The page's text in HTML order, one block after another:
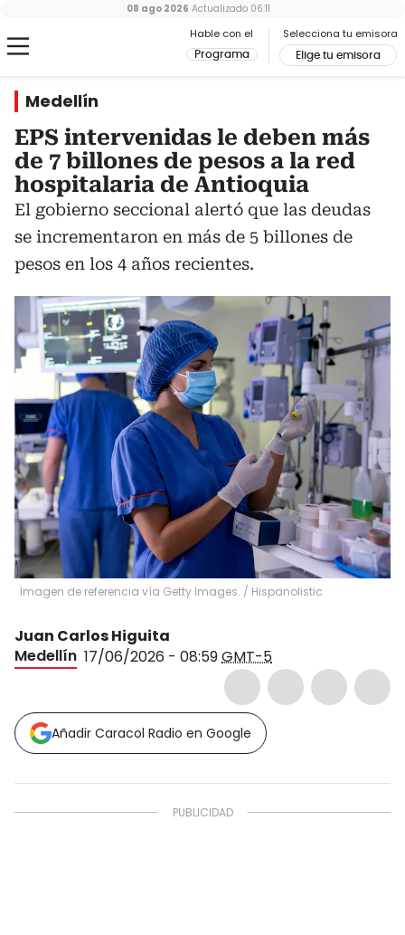
Hable con el
Programa
Selecciona tu emisora
Elige tu emisora
08 ago 2026 Actualizado 06:11
Medellín
EPS intervenidas le deben más
de 7 billones de pesos a la red
hospitalaria de Antioquia
El gobierno seccional alertó que las deudas
se incrementaron en más de 5 billones de
pesos en los 4 años recientes.
Imagen de referencia vía Getty Images. / Hispanolistic
Juan Carlos Higuita
Medellín 17/06/2026 - 08:59GMT-5
Añadir Caracol Radio en Google